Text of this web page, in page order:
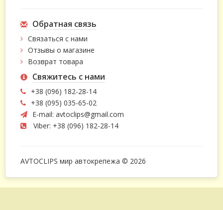
Обратная связь
Связаться с нами
Отзывы о магазине
Возврат товара
Свяжитесь с нами
+38 (096) 182-28-14
+38 (095) 035-65-02
E-mail: avtoclips@gmail.com
Viber: +38 (096) 182-28-14
AVTOCLIPS мир автокрепежа © 2026